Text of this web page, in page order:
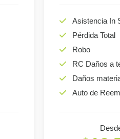
Asistencia In
Pérdida Total
Robo
RC Daños a
Daños
Auto de